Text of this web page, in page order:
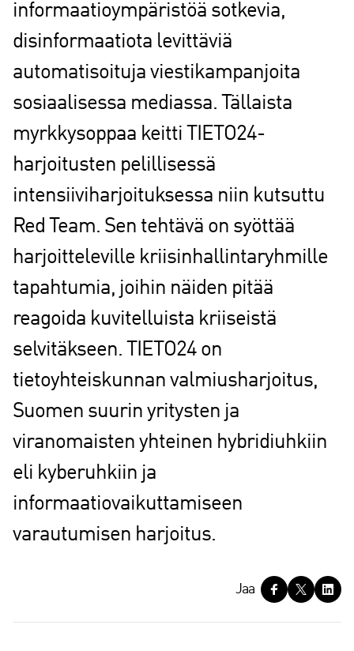
informaatioympäristöä sotkevia,
disinformaatiota levittäviä
automatisoituja viestikampanjoita
sosiaalisessa mediassa. Tällaista
myrkkysoppaa keitti TIETO24-
harjoitusten pelillisessä
intensiiviharjoituksessa niin kutsuttu
Red Team. Sen tehtävä on syöttää
harjoitteleville kriisinhallintaryhmille
tapahtumia, joihin näiden pitää
reagoida kuvitelluista kriiseistä
selvitäkseen. TIETO24 on
tietoyhteiskunnan valmiusharjoitus,
Suomen suurin yritysten ja
viranomaisten yhteinen hybridiuhkiin
eli kyberuhkiin ja
informaatiovaikuttamiseen
varautumisen harjoitus.
a
Jaa